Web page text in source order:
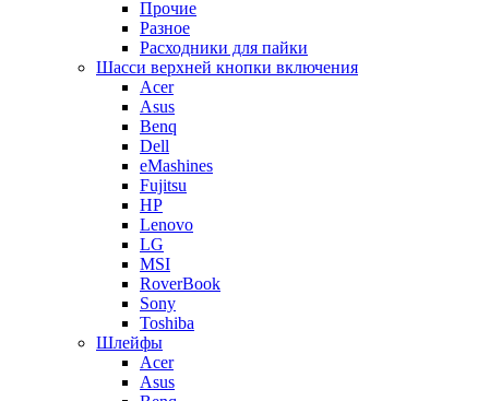
Прочие
Разное
Расходники для пайки
Шасси верхней кнопки включения
Acer
Asus
Benq
Dell
eMashines
Fujitsu
HP
Lenovo
LG
MSI
RoverBook
Sony
Toshiba
Шлейфы
Acer
Asus